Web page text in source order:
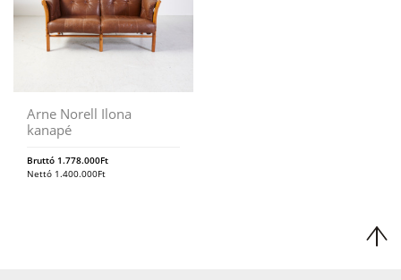
Arne Norell Ilona
kanapé
Bruttó 1.778.000Ft
Nettó 1.400.000Ft